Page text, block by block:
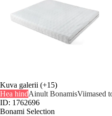
Kuva galerii (+15)
Hea hindAinult BonamisViimased
ID: 1762696
Bonami Selection